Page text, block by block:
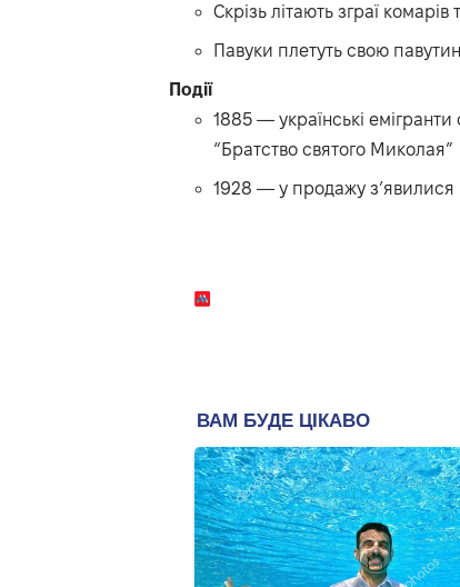
Скрізь літають зграї
Павуки плетуть свою
Події
1885 — українські
“Братство святого Миколая”
1928 — у продажу з’явилися